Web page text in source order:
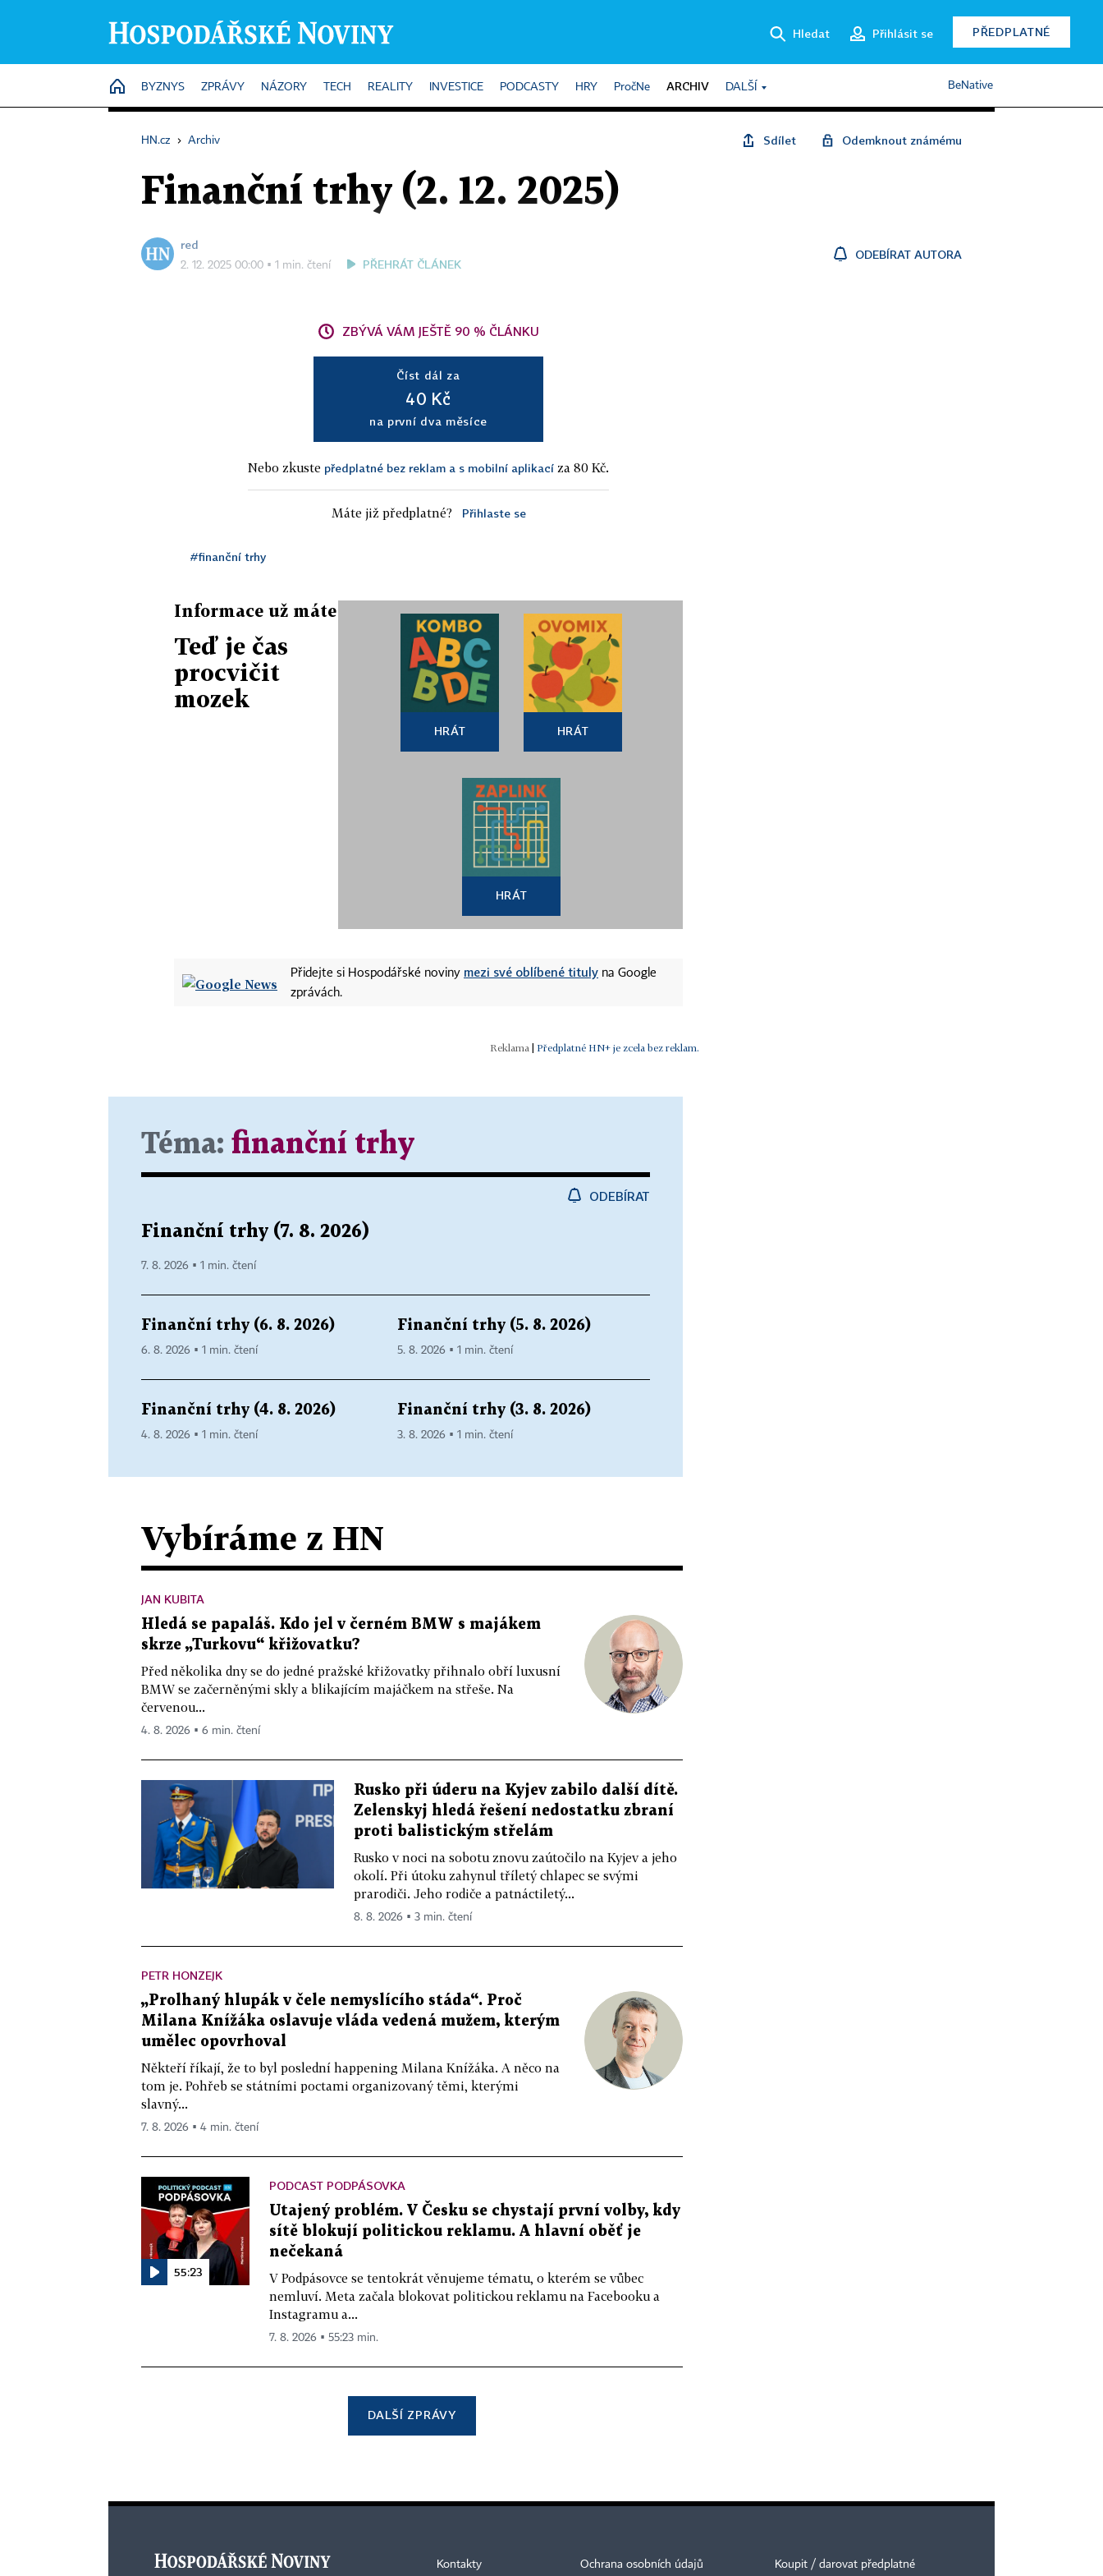
Hledat Přihlásit se PŘEDPLATNÉ
HOME
BYZNYS ZPRÁVY NÁZORY TECH REALITY INVESTICE PODCASTY HRY PročNe ARCHIV DALŠÍ BeNative
HN.cz › Archiv Sdílet Odemknout známému
Finanční trhy (2. 12. 2025)
red
2. 12. 2025 00:00 ▪ 1 min. čtení PŘEHRÁT ČLÁNEK
ODEBÍRAT AUTORA
ZBÝVÁ VÁM JEŠTĚ 90 % ČLÁNKU
Číst dál za
40 Kč
na první dva měsíce
Nebo zkuste předplatné bez reklam a s mobilní aplikací za 80 Kč.
Máte již předplatné? Přihlaste se
#finanční trhy
Informace už máte
Teď je čas
procvičit
mozek
HRÁT HRÁT
HRÁT
Přidejte si Hospodářské noviny mezi své oblíbené tituly na Google
zprávách.
Předplatné HN+ je zcela bez reklam.
Téma: finanční trhy
ODEBÍRAT
Finanční trhy (7. 8. 2026)
7. 8. 2026 ▪ 1 min. čtení
Finanční trhy (6. 8. 2026)
6. 8. 2026 ▪ 1 min. čtení
Finanční trhy (5. 8. 2026)
5. 8. 2026 ▪ 1 min. čtení
Finanční trhy (4. 8. 2026)
4. 8. 2026 ▪ 1 min. čtení
Finanční trhy (3. 8. 2026)
3. 8. 2026 ▪ 1 min. čtení
Vybíráme z HN
JAN KUBITA
Hledá se papaláš. Kdo jel v černém BMW s majákem
skrze „Turkovu“ křižovatku?
Před několika dny se do jedné pražské křižovatky přihnalo obří luxusní
BMW se začerněnými skly a blikajícím majáčkem na střeše. Na
červenou...
4. 8. 2026 ▪ 6 min. čtení
Rusko při úderu na Kyjev zabilo další dítě.
Zelenskyj hledá řešení nedostatku zbraní
proti balistickým střelám
Rusko v noci na sobotu znovu zaútočilo na Kyjev a jeho
okolí. Při útoku zahynul tříletý chlapec se svými
prarodiči. Jeho rodiče a patnáctiletý...
8. 8. 2026 ▪ 3 min. čtení
PETR HONZEJK
„Prolhaný hlupák v čele nemyslícího stáda“. Proč
Milana Knížáka oslavuje vláda vedená mužem, kterým
umělec opovrhoval
Někteří říkají, že to byl poslední happening Milana Knížáka. A něco na
tom je. Pohřeb se státními poctami organizovaný těmi, kterými
slavný...
7. 8. 2026 ▪ 4 min. čtení
55:23
PODCAST PODPÁSOVKA
Utajený problém. V Česku se chystají první volby, kdy
sítě blokují politickou reklamu. A hlavní oběť je
nečekaná
V Podpásovce se tentokrát věnujeme tématu, o kterém se vůbec
nemluví. Meta začala blokovat politickou reklamu na Facebooku a
Instagramu a...
7. 8. 2026 ▪ 55:23 min.
DALŠÍ ZPRÁVY
Kontakty Ochrana osobních údajů Koupit / darovat předplatné